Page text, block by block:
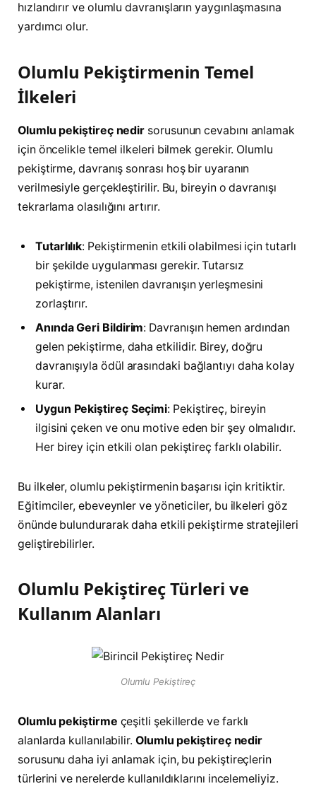
hızlandırır ve olumlu davranışların yaygınlaşmasına
yardımcı olur.
Olumlu Pekiştirmenin Temel
İlkeleri
Olumlu pekiştireç nedir sorusunun cevabını anlamak
için öncelikle temel ilkeleri bilmek gerekir. Olumlu
pekiştirme, davranış sonrası hoş bir uyaranın
verilmesiyle gerçekleştirilir. Bu, bireyin o davranışı
tekrarlama olasılığını artırır.
Tutarlılık: Pekiştirmenin etkili olabilmesi için tutarlı
bir şekilde uygulanması gerekir. Tutarsız
pekiştirme, istenilen davranışın yerleşmesini
zorlaştırır.
Anında Geri Bildirim: Davranışın hemen ardından
gelen pekiştirme, daha etkilidir. Birey, doğru
davranışıyla ödül arasındaki bağlantıyı daha kolay
kurar.
Uygun Pekiştireç Seçimi: Pekiştireç, bireyin
ilgisini çeken ve onu motive eden bir şey olmalıdır.
Her birey için etkili olan pekiştireç farklı olabilir.
Bu ilkeler, olumlu pekiştirmenin başarısı için kritiktir.
Eğitimciler, ebeveynler ve yöneticiler, bu ilkeleri göz
önünde bulundurarak daha etkili pekiştirme stratejileri
geliştirebilirler.
Olumlu Pekiştireç Türleri ve
Kullanım Alanları
Olumlu Pekiştireç
Olumlu pekiştirme çeşitli şekillerde ve farklı
alanlarda kullanılabilir. Olumlu pekiştireç nedir
sorusunu daha iyi anlamak için, bu pekiştireçlerin
türlerini ve nerelerde kullanıldıklarını incelemeliyiz.